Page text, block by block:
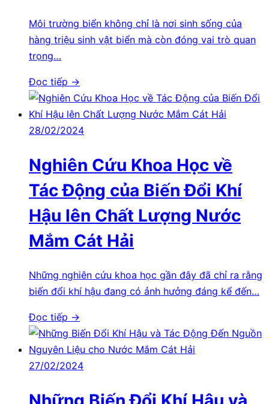
Môi trường biển không chỉ là nơi sinh sống của
hàng triệu sinh vật biển mà còn đóng vai trò quan
trọng…
Đọc tiếp →
28/02/2024
Nghiên Cứu Khoa Học về
Tác Động của Biến Đổi Khí
Hậu lên Chất Lượng Nước
Mắm Cát Hải
Những nghiên cứu khoa học gần đây đã chỉ ra rằng
biến đổi khí hậu đang có ảnh hưởng đáng kể đến…
Đọc tiếp →
27/02/2024